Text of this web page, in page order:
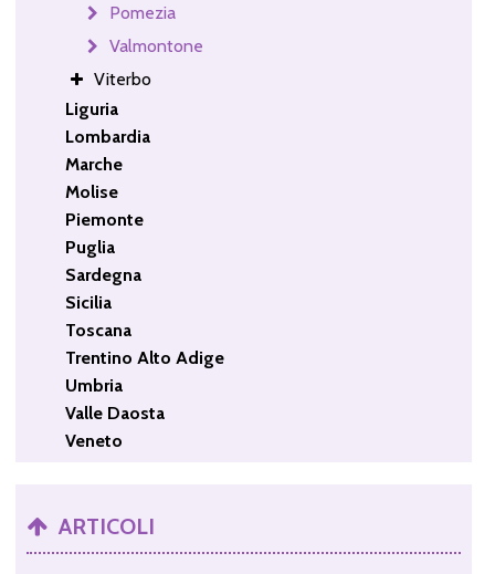
Pomezia
Valmontone
Viterbo
Liguria
Lombardia
Marche
Molise
Piemonte
Puglia
Sardegna
Sicilia
Toscana
Trentino Alto Adige
Umbria
Valle Daosta
Veneto
ARTICOLI